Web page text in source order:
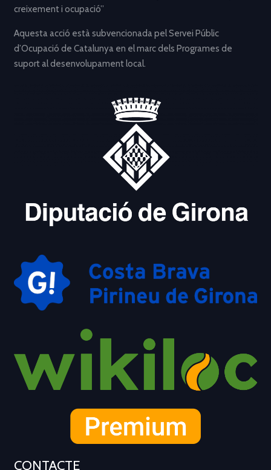
creixement i ocupació”
Aquesta acció està subvencionada pel Servei Públic
d’Ocupació de Catalunya en el marc dels Programes de
suport al desenvolupament local.
CONTACTE